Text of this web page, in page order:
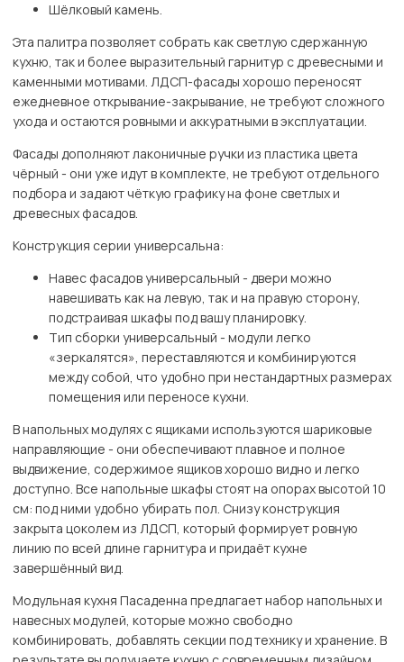
Шёлковый камень.
Эта палитра позволяет собрать как светлую сдержанную
кухню, так и более выразительный гарнитур с древесными и
каменными мотивами. ЛДСП-фасады хорошо переносят
ежедневное открывание-закрывание, не требуют сложного
ухода и остаются ровными и аккуратными в эксплуатации.
Фасады дополняют лаконичные ручки из пластика цвета
чёрный - они уже идут в комплекте, не требуют отдельного
подбора и задают чёткую графику на фоне светлых и
древесных фасадов.
Конструкция серии универсальна:
Навес фасадов универсальный - двери можно
навешивать как на левую, так и на правую сторону,
подстраивая шкафы под вашу планировку.
Тип сборки универсальный - модули легко
«зеркалятся», переставляются и комбинируются
между собой, что удобно при нестандартных размерах
помещения или переносе кухни.
В напольных модулях с ящиками используются шариковые
направляющие - они обеспечивают плавное и полное
выдвижение, содержимое ящиков хорошо видно и легко
доступно. Все напольные шкафы стоят на опорах высотой 10
см: под ними удобно убирать пол. Снизу конструкция
закрыта цоколем из ЛДСП, который формирует ровную
линию по всей длине гарнитура и придаёт кухне
завершённый вид.
Модульная кухня Пасаденна предлагает набор напольных и
навесных модулей, которые можно свободно
комбинировать, добавлять секции под технику и хранение. В